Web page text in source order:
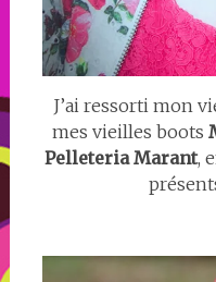
J’ai ressorti mon
mes vieilles boots
Pelleteria Marant,